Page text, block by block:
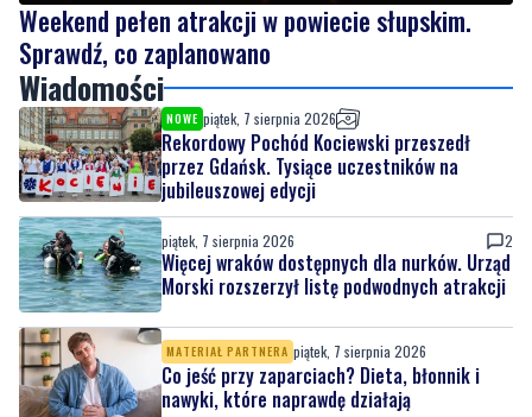
Weekend pełen atrakcji w powiecie słupskim.
Sprawdź, co zaplanowano
Wiadomości
NOWE piątek, 7 sierpnia 2026
Rekordowy Pochód Kociewski przeszedł
przez Gdańsk. Tysiące uczestników na
jubileuszowej edycji
piątek, 7 sierpnia 2026 2
Więcej wraków dostępnych dla nurków. Urząd
Morski rozszerzył listę podwodnych atrakcji
MATERIAŁ PARTNERA piątek, 7 sierpnia 2026
Co jeść przy zaparciach? Dieta, błonnik i
nawyki, które naprawdę działają